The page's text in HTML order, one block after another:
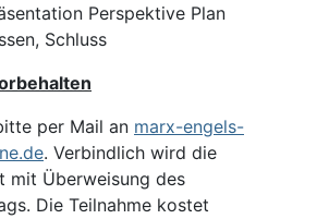
Perspektive Plan
Schluss
per Mail an marx-engels-
. Verbindlich wird die
mit Überweisung des
Die Teilnahme kostet